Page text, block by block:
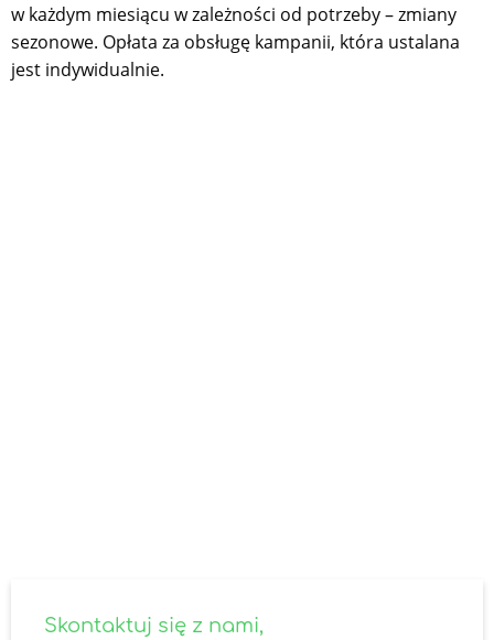
w każdym miesiącu w zależności od potrzeby – zmiany
sezonowe. Opłata za obsługę kampanii, która ustalana
jest indywidualnie.
Skontaktuj się z nami,